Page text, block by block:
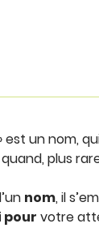
est un nom,
plus
nom, il
pour votre